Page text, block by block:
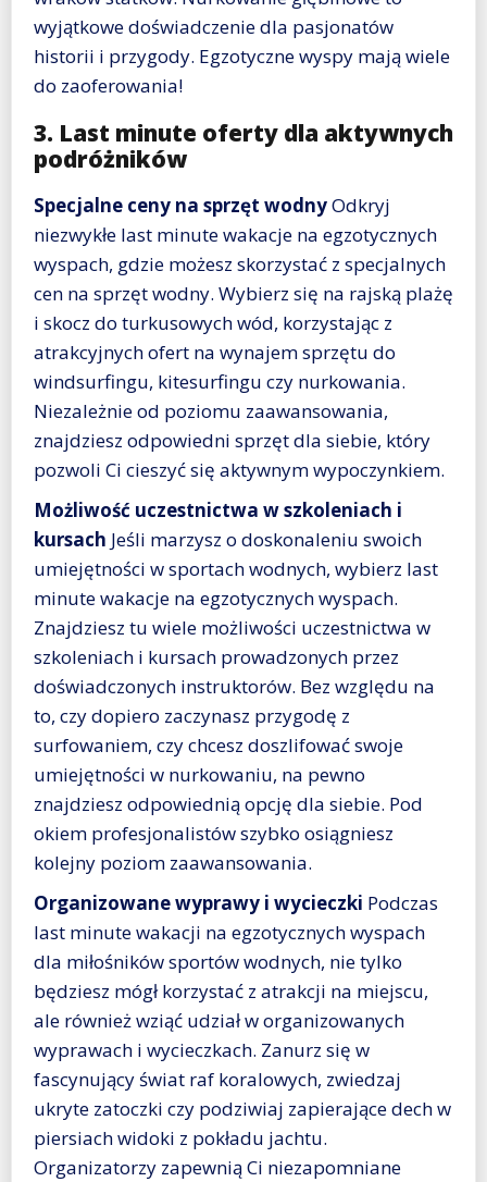
wyjątkowe doświadczenie dla pasjonatów
historii i przygody. Egzotyczne wyspy mają wiele
do zaoferowania!
3. Last minute oferty dla aktywnych
podróżników
Specjalne ceny na sprzęt wodnyOdkryj
niezwykłe last minute wakacje na egzotycznych
wyspach, gdzie możesz skorzystać z specjalnych
cen na sprzęt wodny. Wybierz się na rajską plażę
i skocz do turkusowych wód, korzystając z
atrakcyjnych ofert na wynajem sprzętu do
windsurfingu, kitesurfingu czy nurkowania.
Niezależnie od poziomu zaawansowania,
znajdziesz odpowiedni sprzęt dla siebie, który
pozwoli Ci cieszyć się aktywnym wypoczynkiem.
Możliwość uczestnictwa w szkoleniach i
kursach Jeśli marzysz o doskonaleniu swoich
umiejętności w sportach wodnych, wybierz last
minute wakacje na egzotycznych wyspach.
Znajdziesz tu wiele możliwości uczestnictwa w
szkoleniach i kursach prowadzonych przez
doświadczonych instruktorów. Bez względu na
to, czy dopiero zaczynasz przygodę z
surfowaniem, czy chcesz doszlifować swoje
umiejętności w nurkowaniu, na pewno
znajdziesz odpowiednią opcję dla siebie. Pod
okiem profesjonalistów szybko osiągniesz
kolejny poziom zaawansowania.
Organizowane wyprawy i wycieczki Podczas
last minute wakacji na egzotycznych wyspach
dla miłośników sportów wodnych, nie tylko
będziesz mógł korzystać z atrakcji na miejscu,
ale również wziąć udział w organizowanych
wyprawach i wycieczkach. Zanurz się w
fascynujący świat raf koralowych, zwiedzaj
ukryte zatoczki czy podziwiaj zapierające dech w
piersiach widoki z pokładu jachtu.
Organizatorzy zapewnią Ci niezapomniane